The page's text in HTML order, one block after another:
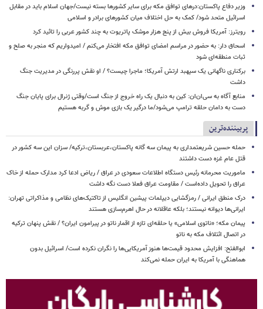
وزیر دفاع پاکستان:درهای توافق مکه برای سایر کشورها بسته نیست/جهان اسلام باید در مقابل
اسرائیل متحد شود/ کمک به حل اختلاف میان کشورهای برادر و اسلامی
رویترز: آمریکا فروش بیش از پنج هزار موشک پاتریوت به چند کشور عربی را تائید کرد
اسحاق‌ دار: به حضور در مراسم امضای توافق مکه افتخار می‌کنم / امیدواریم که منجر به صلح و
ثبات منطقه‌ای شود
برکناری ناگهانی یک سپهبد ارتش آمریکا؛ ماجرا چیست؟ / او نقش پررنگی در مدیریت جنگ
داشت
منابع آگاه به سی‌ان‌ان: کین به دنبال یک راه خروج از جنگ است/وقتی ژنرال برای پایان جنگ
دست به دامان حلقه ترامپ می‌شود/ما درگیر یک بازی موش و گربه هستیم
پربیننده‌ترین
حمله حسین شریعتمداری به پیمان سه گانه پاکستان،عربستان،ترکیه/ سزان این سه کشور در
قتل عام غزه دست داشتند
ماموریت محرمانه رئیس دستگاه اطلاعات سعودی در عراق / ریاض ادعا کرد مدارک حمله از خاک
عراق را تحویل داده‌است / مقاومت عراق فعلا دست نگه داشت
درک منطق ایرانی / رمزگشایی دیپلمات پیشین انگلیس از تاکتیک‌های نظامی و مذاکراتی تهران:
ایرانی‌ها دیوانه نیستند؛ بلکه عاقلانه در حال اهرم‌سازی هستند
پیمان مکه؛ «ناتوی اسلامی» یا حلقه‌ای تازه از اقمار ناتو در پیرامون ایران؟ / نقش پنهان ترکیه
در اتصال ائتلاف مکه به ناتو
ابوالفتح: افزایش محدود قیمت‌ها هنوز آمریکایی‌ها را نگران نکرده است/ اسرائیل بدون
هماهنگی با آمریکا به ایران حمله نمی‌کند